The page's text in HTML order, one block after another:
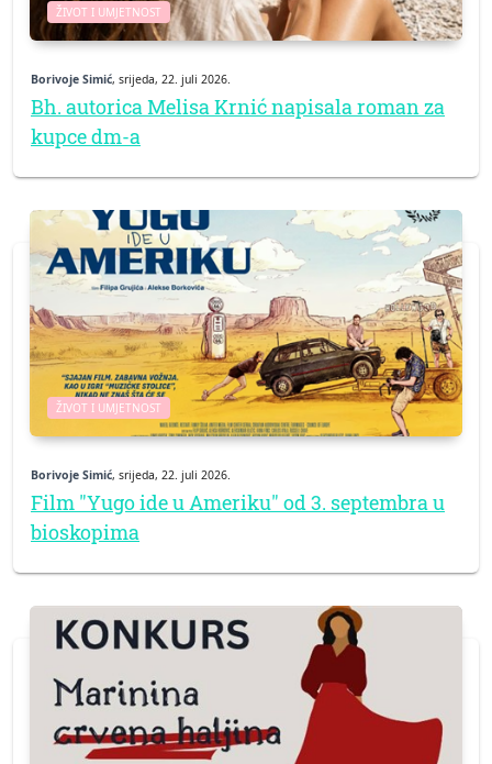
ŽIVOT I UMJETNOST
Borivoje Simić, srijeda, 22. juli 2026.
Bh. autorica Melisa Krnić napisala roman za
kupce dm-a
ŽIVOT I UMJETNOST
Borivoje Simić, srijeda, 22. juli 2026.
Film "Yugo ide u Ameriku" od 3. septembra u
bioskopima